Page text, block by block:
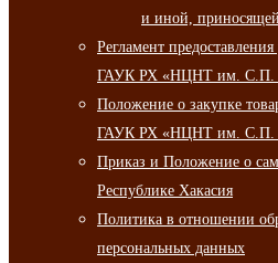
и иной, приносящей
Регламент
ГАУК РХ «НЦНТ им. С.П.
Положение о закупке
ГАУК РХ «НЦНТ им. С.П.
Приказ и Положение о
Республике Хакасия
Политика в отношении
персональных данных